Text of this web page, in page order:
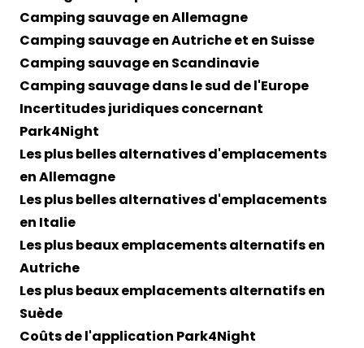
Camping sauvage en Allemagne
Camping sauvage en Autriche et en Suisse
Camping sauvage en Scandinavie
Camping sauvage dans le sud de l'Europe
Incertitudes juridiques concernant
Park4Night
Les plus belles alternatives d'emplacements
en Allemagne
Les plus belles alternatives d'emplacements
en Italie
Les plus beaux emplacements alternatifs en
Autriche
Les plus beaux emplacements alternatifs en
Suède
Coûts de l'application Park4Night